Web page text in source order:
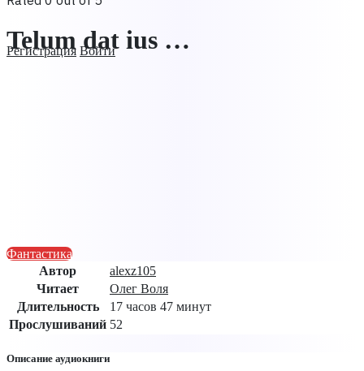
Регистрация Войти
Telum dat ius …
Фантастика
Автор
alexz105
Читает
Олег Воля
Длительность
17 часов 47 минут
Прослушиваний 52
Описание аудиокниги